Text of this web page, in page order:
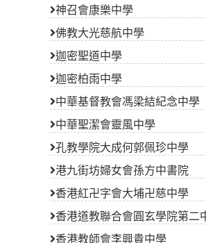
神召會康樂中學
佛教大光慈航中學
迦密聖道中學
迦密柏雨中學
中華基督教會馮梁結紀念中學
中華聖潔會靈風中學
孔教學院大成何郭佩珍中學
港九街坊婦女會孫方中書院
香港紅卍字會大埔卍慈中學
香港道教聯合會圓玄學院第二
香港教師會李興貴中學